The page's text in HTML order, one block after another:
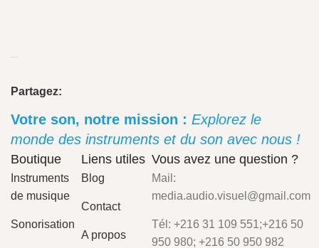
Partagez:
Votre son, notre mission : Explorez le
monde des instruments et du son avec nous !
Boutique
Instruments
de musique
Sonorisation
Liens utiles
Blog
Contact
A propos
Vous avez une question ?
Mail:
media.audio.visuel@gmail.com
Tél: +216 31 109 551;+216 50
950 980; +216 50 950 982